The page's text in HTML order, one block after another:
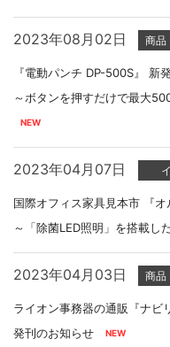
2023年08月02日 商品
『電動パンチ DP-500S』 新
～ボタンを押すだけで最大
2023年04月07日
国際オフィス家具見本市 『
～「除菌LED照明」を搭載し
2023年04月03日 商品
ライオン事務器の通販『ナビ
発刊のお知らせ